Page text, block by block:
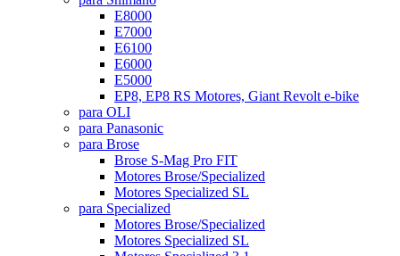
E8000
E7000
E6100
E6000
E5000
EP8, EP8 RS Motores, Giant Revolt e-bike
para OLI
para Panasonic
para Brose
Brose S-Mag Pro FIT
Motores Brose/Specialized
Motores Specialized SL
para Specialized
Motores Brose/Specialized
Motores Specialized SL